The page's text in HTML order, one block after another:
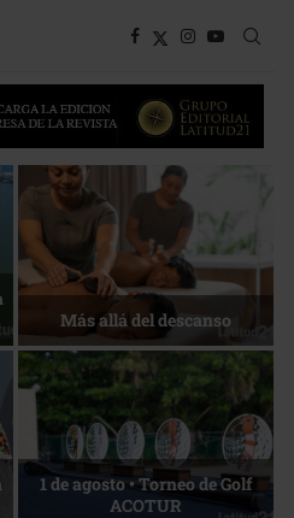
Energía que Impulsa la
competitividad
La esencia del servicio